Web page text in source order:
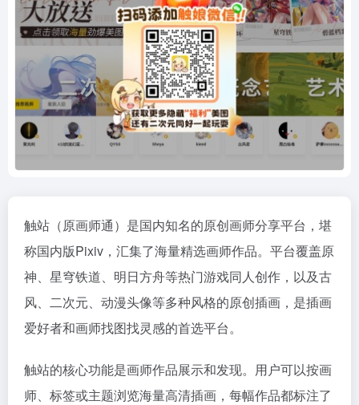
触站（原画师通）是国内知名的原创画师分享平台，堪
称国内版Pixiv，汇集了海量精选画师作品。平台覆盖原
神、星穹铁道、明日方舟等热门游戏同人创作，以及古
风、二次元、动漫头像等多种风格的原创插画，是插画
爱好者和画师找图找灵感的首选平台。
触站的核心功能是画师作品展示和发现。用户可以按画
师、标签或主题浏览海量高清插画，每幅作品都标注了